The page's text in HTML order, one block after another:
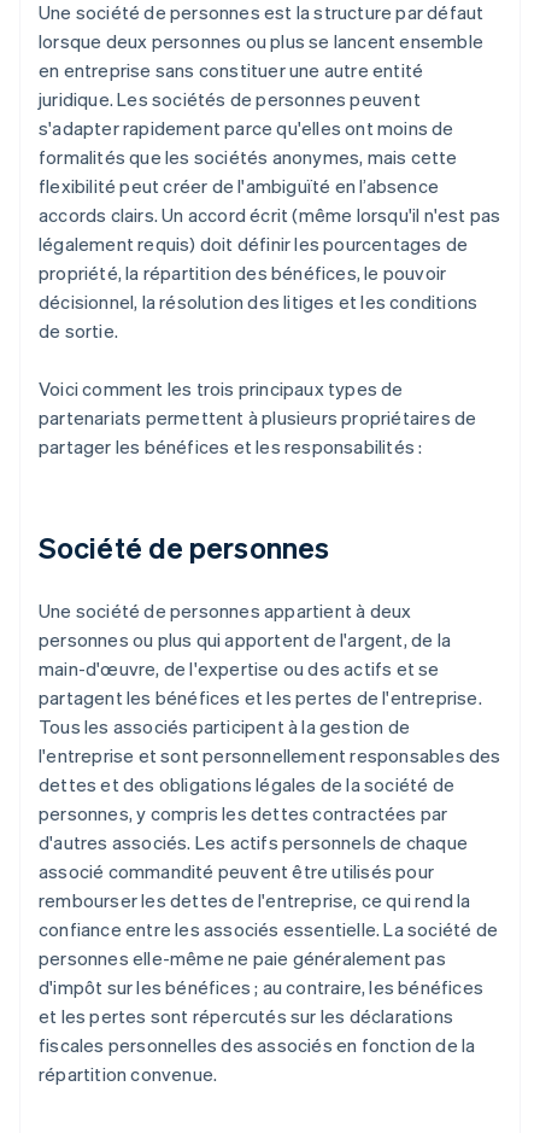
Une société de personnes est la structure par défaut
lorsque deux personnes ou plus se lancent ensemble
en entreprise sans constituer une autre entité
juridique. Les sociétés de personnes peuvent
s'adapter rapidement parce qu'elles ont moins de
formalités que les sociétés anonymes, mais cette
flexibilité peut créer de l'ambiguïté en l’absence
accords clairs. Un accord écrit (même lorsqu'il n'est pas
légalement requis) doit définir les pourcentages de
propriété, la répartition des bénéfices, le pouvoir
décisionnel, la résolution des litiges et les conditions
de sortie.
Voici comment les trois principaux types de
partenariats permettent à plusieurs propriétaires de
partager les bénéfices et les responsabilités :
Société de personnes
Une société de personnes appartient à deux
personnes ou plus qui apportent de l'argent, de la
main-d'œuvre, de l'expertise ou des actifs et se
partagent les bénéfices et les pertes de l'entreprise.
Tous les associés participent à la gestion de
l'entreprise et sont personnellement responsables des
dettes et des obligations légales de la société de
personnes, y compris les dettes contractées par
d'autres associés. Les actifs personnels de chaque
associé commandité peuvent être utilisés pour
rembourser les dettes de l'entreprise, ce qui rend la
confiance entre les associés essentielle. La société de
personnes elle-même ne paie généralement pas
d'impôt sur les bénéfices ; au contraire, les bénéfices
et les pertes sont répercutés sur les déclarations
fiscales personnelles des associés en fonction de la
répartition convenue.